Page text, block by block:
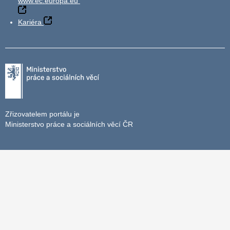
Kariéra
Zřizovatelem portálu je
Ministerstvo práce a sociálních věcí ČR